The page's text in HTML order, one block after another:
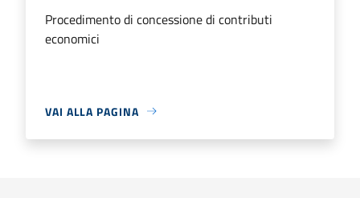
Procedimento di concessione di contributi
economici
VAI ALLA PAGINA